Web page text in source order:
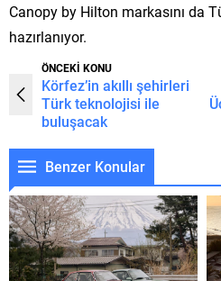
Canopy by Hilton markasını da
hazırlanıyor.
ÖNCEKİ KONU
Körfez’in akıllı şehirleri
Türk teknolojisi ile
buluşacak
Benzer Konular